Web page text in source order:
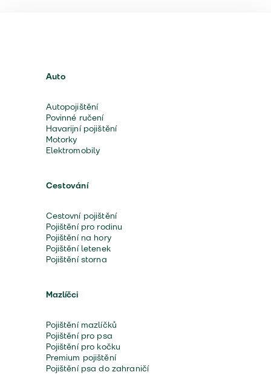
Auto
Autopojištění
Povinné ručení
Havarijní pojištění
Motorky
Elektromobily
Cestování
Cestovní pojištění
Pojištění pro rodinu
Pojištění na hory
Pojištění letenek
Pojištění storna
Mazlíčci
Pojištění mazlíčků
Pojištění pro psa
Pojištění pro kočku
Premium pojištění
Pojištění psa do zahraničí